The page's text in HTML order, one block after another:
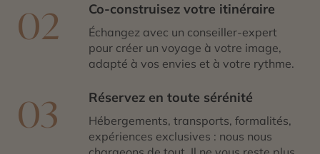
02 Co-construisez votre itinéraire
Échangez avec un conseiller-expert
pour créer un voyage à votre image,
adapté à vos envies et à votre rythme.
03 Réservez en toute sérénité
Hébergements, transports, formalités,
expériences exclusives : nous nous